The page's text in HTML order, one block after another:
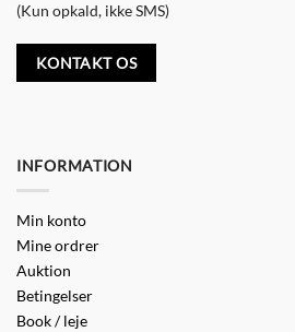
(Kun opkald, ikke SMS)
KONTAKT OS
INFORMATION
Min konto
Mine ordrer
Auktion
Betingelser
Book / leje